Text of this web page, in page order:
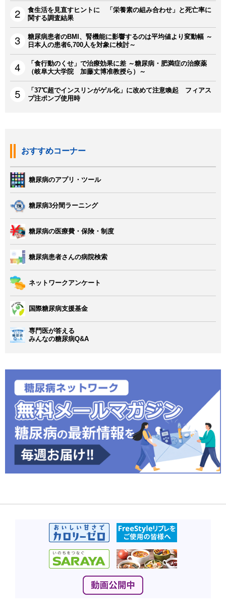
食生活を見直すヒントに 「栄養素の組み合わせ」と死亡率に
関する調査結果
糖尿病患者のBMI、腎機能に影響するのは平均値より変動幅 ～
日本人の患者6,700人を対象に検討～
「食行動のくせ」で治療効果に差 ～糖尿病・肥満症の治療薬
（岐阜大大学院 加藤丈博准教授ら）～
「37℃超でインスリンがゲル化」に改めて注意喚起 フィアス
プ注ポンプ使用時
おすすめコーナー
糖尿病のアプリ・ツール
糖尿病3分間ラーニング
糖尿病の医療費・保険・制度
糖尿病患者さんの病院検索
ネットワークアンケート
国際糖尿病支援基金
専門医が答える
みんなの糖尿病Q&A